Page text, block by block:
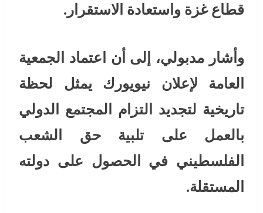
قطاع غزة واستعادة الاستقرار.
وأشار مدبولي، إلى أن اعتماد الجمعية
العامة لإعلان نيويورك يمثل لحظة
تاريخية لتجديد التزام المجتمع الدولي
بالعمل على تلبية حق الشعب
الفلسطيني في الحصول على دولته
المستقلة.